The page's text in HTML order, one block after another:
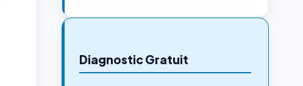
Diagnostic Gratuit